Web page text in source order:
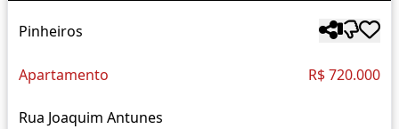
Pinheiros
Apartamento R$ 720.000
Rua Joaquim Antunes